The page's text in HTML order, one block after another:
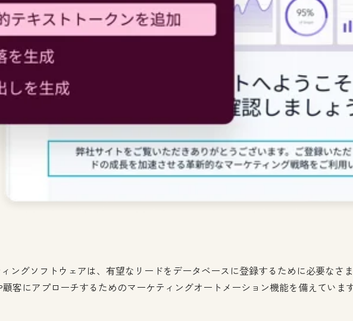
ングソフトウェアは、有望なリードをデータベースに登録するために必要なさ
客にアプローチするためのマーケティングオートメーション機能を備えていま